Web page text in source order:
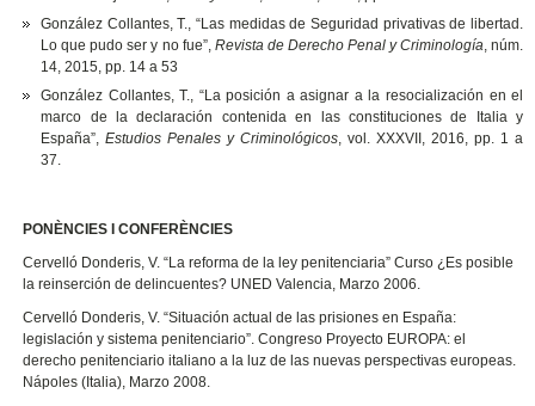
González Collantes, T., “Las medidas de Seguridad privativas de libertad.
Lo que pudo ser y no fue”, Revista de Derecho Penal y Criminología, núm.
14, 2015, pp. 14 a 53
González Collantes, T., “La posición a asignar a la resocialización en el
marco de la declaración contenida en las constituciones de Italia y
España”,Estudios Penales y Criminológicos, vol. XXXVII, 2016, pp. 1 a
37.
PONÈNCIES I CONFERÈNCIES
Cervelló Donderis, V. “La reforma de la ley penitenciaria” Curso ¿Es posible
la reinserción de delincuentes? UNED Valencia, Marzo 2006.
Cervelló Donderis, V. “Situación actual de las prisiones en España:
legislación y sistema penitenciario”. Congreso Proyecto EUROPA: el
derecho penitenciario italiano a la luz de las nuevas perspectivas europeas.
Nápoles (Italia), Marzo 2008.